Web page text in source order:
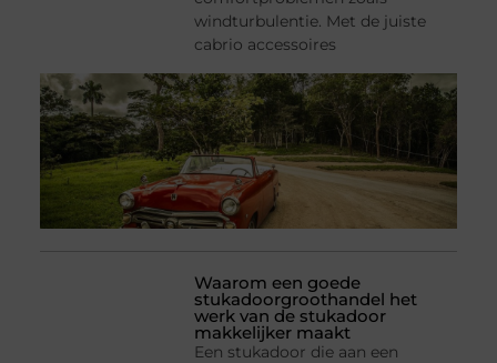
windturbulentie. Met de juiste
cabrio accessoires
Waarom een goede
stukadoorgroothandel het
werk van de stukadoor
makkelijker maakt
Een stukadoor die aan een